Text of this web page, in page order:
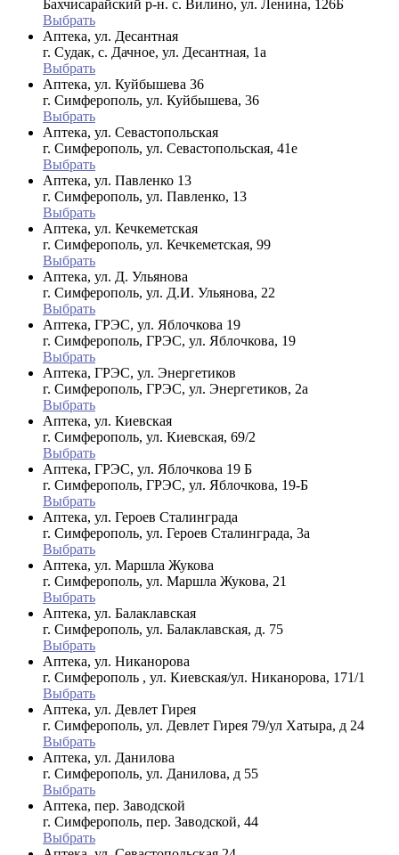
Бахчисарайский р-н. с. Вилино, ул. Ленина, 126Б
Выбрать
Аптека, ул. Десантная
г. Судак, с. Дачное, ул. Десантная, 1а
Выбрать
Аптека, ул. Куйбышева 36
г. Симферополь, ул. Куйбышева, 36
Выбрать
Аптека, ул. Севастопольская
г. Симферополь, ул. Севастопольская, 41е
Выбрать
Аптека, ул. Павленко 13
г. Симферополь, ул. Павленко, 13
Выбрать
Аптека, ул. Кечкеметская
г. Симферополь, ул. Кечкеметская, 99
Выбрать
Аптека, ул. Д. Ульянова
г. Симферополь, ул. Д.И. Ульянова, 22
Выбрать
Аптека, ГРЭС, ул. Яблочкова 19
г. Симферополь, ГРЭС, ул. Яблочкова, 19
Выбрать
Аптека, ГРЭС, ул. Энергетиков
г. Симферополь, ГРЭС, ул. Энергетиков, 2а
Выбрать
Аптека, ул. Киевская
г. Симферополь, ул. Киевская, 69/2
Выбрать
Аптека, ГРЭС, ул. Яблочкова 19 Б
г. Симферополь, ГРЭС, ул. Яблочкова, 19-Б
Выбрать
Аптека, ул. Героев Сталинграда
г. Симферополь, ул. Героев Сталинграда, 3а
Выбрать
Аптека, ул. Маршла Жукова
г. Симферополь, ул. Маршла Жукова, 21
Выбрать
Аптека, ул. Балаклавская
г. Симферополь, ул. Балаклавская, д. 75
Выбрать
Аптека, ул. Никанорова
г. Симферополь , ул. Киевская/ул. Никанорова, 171/1
Выбрать
Аптека, ул. Девлет Гирея
г. Симферополь, ул. Девлет Гирея 79/ул Хатыра, д 24
Выбрать
Аптека, ул. Данилова
г. Симферополь, ул. Данилова, д 55
Выбрать
Аптека, пер. Заводской
г. Симферополь, пер. Заводской, 44
Выбрать